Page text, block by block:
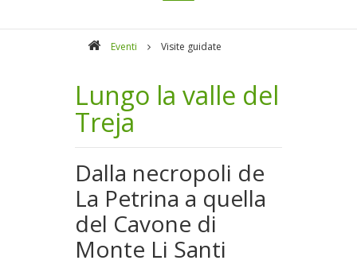
Eventi Visite guidate
Lungo la valle del
Treja
Dalla necropoli de
La Petrina a quella
del Cavone di
Monte Li Santi